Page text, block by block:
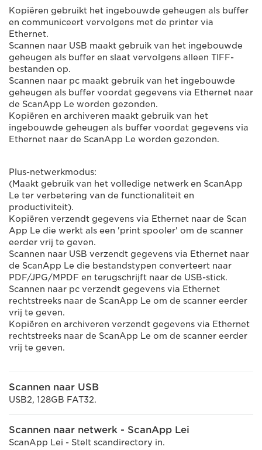
Kopiëren gebruikt het ingebouwde geheugen als buffer
en communiceert vervolgens met de printer via
Ethernet.
Scannen naar USB maakt gebruik van het ingebouwde
geheugen als buffer en slaat vervolgens alleen TIFF-
bestanden op.
Scannen naar pc maakt gebruik van het ingebouwde
geheugen als buffer voordat gegevens via Ethernet naar
de ScanApp Le worden gezonden.
Kopiëren en archiveren maakt gebruik van het
ingebouwde geheugen als buffer voordat gegevens via
Ethernet naar de ScanApp Le worden gezonden.
Plus-netwerkmodus:
(Maakt gebruik van het volledige netwerk en ScanApp
Le ter verbetering van de functionaliteit en
productiviteit).
Kopiëren verzendt gegevens via Ethernet naar de Scan
App Le die werkt als een 'print spooler' om de scanner
eerder vrij te geven.
Scannen naar USB verzendt gegevens via Ethernet naar
de ScanApp Le die bestandstypen converteert naar
PDF/JPG/MPDF en terugschrijft naar de USB-stick.
Scannen naar pc verzendt gegevens via Ethernet
rechtstreeks naar de ScanApp Le om de scanner eerder
vrij te geven.
Kopiëren en archiveren verzendt gegevens via Ethernet
rechtstreeks naar de ScanApp Le om de scanner eerder
vrij te geven.
Scannen naar USB
USB2, 128GB FAT32.
Scannen naar netwerk - ScanApp Lei
ScanApp Lei - Stelt scandirectory in.